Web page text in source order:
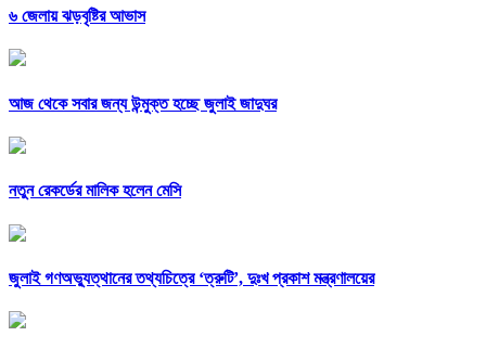
৬ জেলায় ঝড়বৃষ্টির আভাস
আজ থেকে সবার জন্য উন্মুক্ত হচ্ছে জুলাই জাদুঘর
নতুন রেকর্ডের মালিক হলেন মেসি
জুলাই গণঅভ্যুত্থানের তথ্যচিত্রে ‘ত্রুটি’, দুঃখ প্রকাশ মন্ত্রণালয়ের